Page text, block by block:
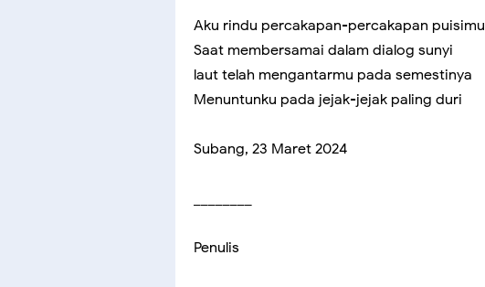
Aku rindu percakapan-percakapan puisimu
Saat membersamai dalam dialog sunyi
laut telah mengantarmu pada semestinya
Menuntunku pada jejak-jejak paling duri
Subang, 23 Maret 2024
Penulis